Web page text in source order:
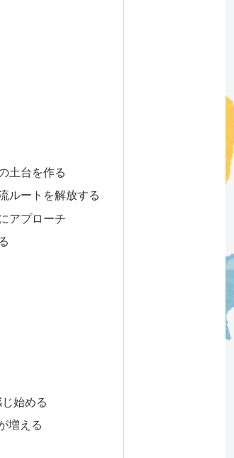
土台を作る
ルートを解放する
アプローチ
始める
増える